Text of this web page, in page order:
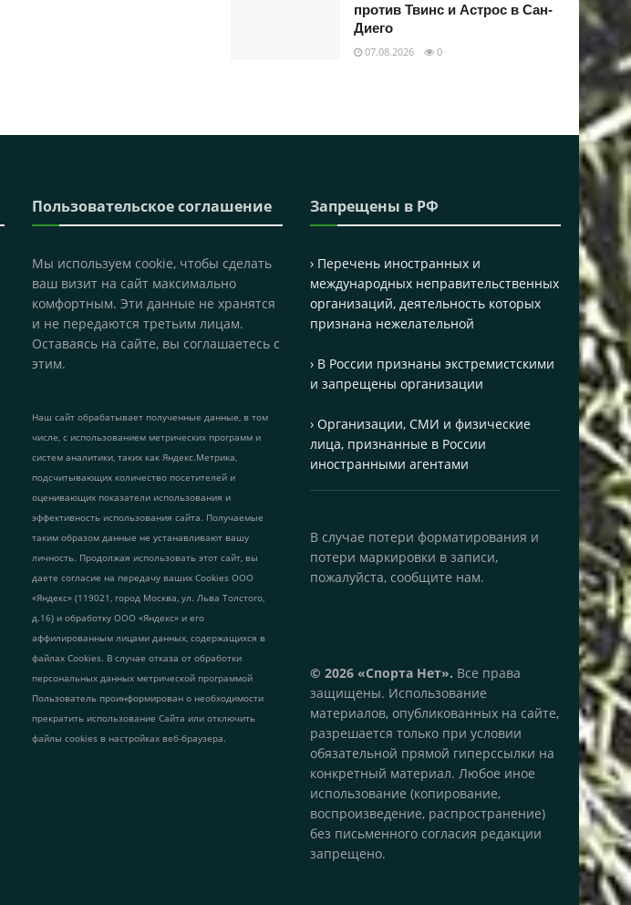
против Твинс и Астрос в Сан-
Диего
07.08.2026 0
Пользовательское соглашение
Мы используем cookie, чтобы сделать
ваш визит на сайт максимально
комфортным. Эти данные не хранятся
и не передаются третьим лицам.
Оставаясь на сайте, вы соглашаетесь с
этим.
Наш сайт обрабатывает полученные данные, в том
числе, с использованием метрических программ и
систем аналитики, таких как Яндекс.Метрика,
подсчитывающих количество посетителей и
оценивающих показатели использования и
эффективность использования сайта. Получаемые
таким образом данные не устанавливают вашу
личность. Продолжая использовать этот сайт, вы
даете согласие на передачу ваших Cookies ООО
«Яндекс» (119021, город Москва, ул. Льва Толстого,
д.16) и обработку ООО «Яндекс» и его
аффилированным лицами данных, содержащихся в
файлах Cookies. В случае отказа от обработки
персональных данных метрической программой
Пользователь проинформирован о необходимости
прекратить использование Сайта или отключить
файлы cookies в настройках веб-браузера.
Запрещены в РФ
› Перечень иностранных и
международных неправительственных
организаций, деятельность которых
признана нежелательной
› В России признаны экстремистскими
и запрещены организации
› Организации, СМИ и физические
лица, признанные в России
иностранными агентами
В случае потери форматирования и
потери маркировки в записи,
пожалуйста, сообщите нам.
© 2026 «Спорта Нет». Все права
защищены. Использование
материалов, опубликованных на сайте,
разрешается только при условии
обязательной прямой гиперссылки на
конкретный материал. Любое иное
использование (копирование,
воспроизведение, распространение)
без письменного согласия редакции
запрещено.